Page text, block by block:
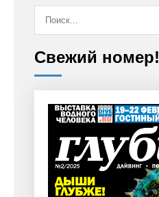
Свежий номер!